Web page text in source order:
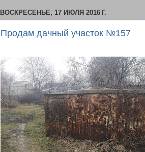
ВОСКРЕСЕНЬЕ, 17 ИЮЛЯ 2016 Г.
Продам дачный участок №157